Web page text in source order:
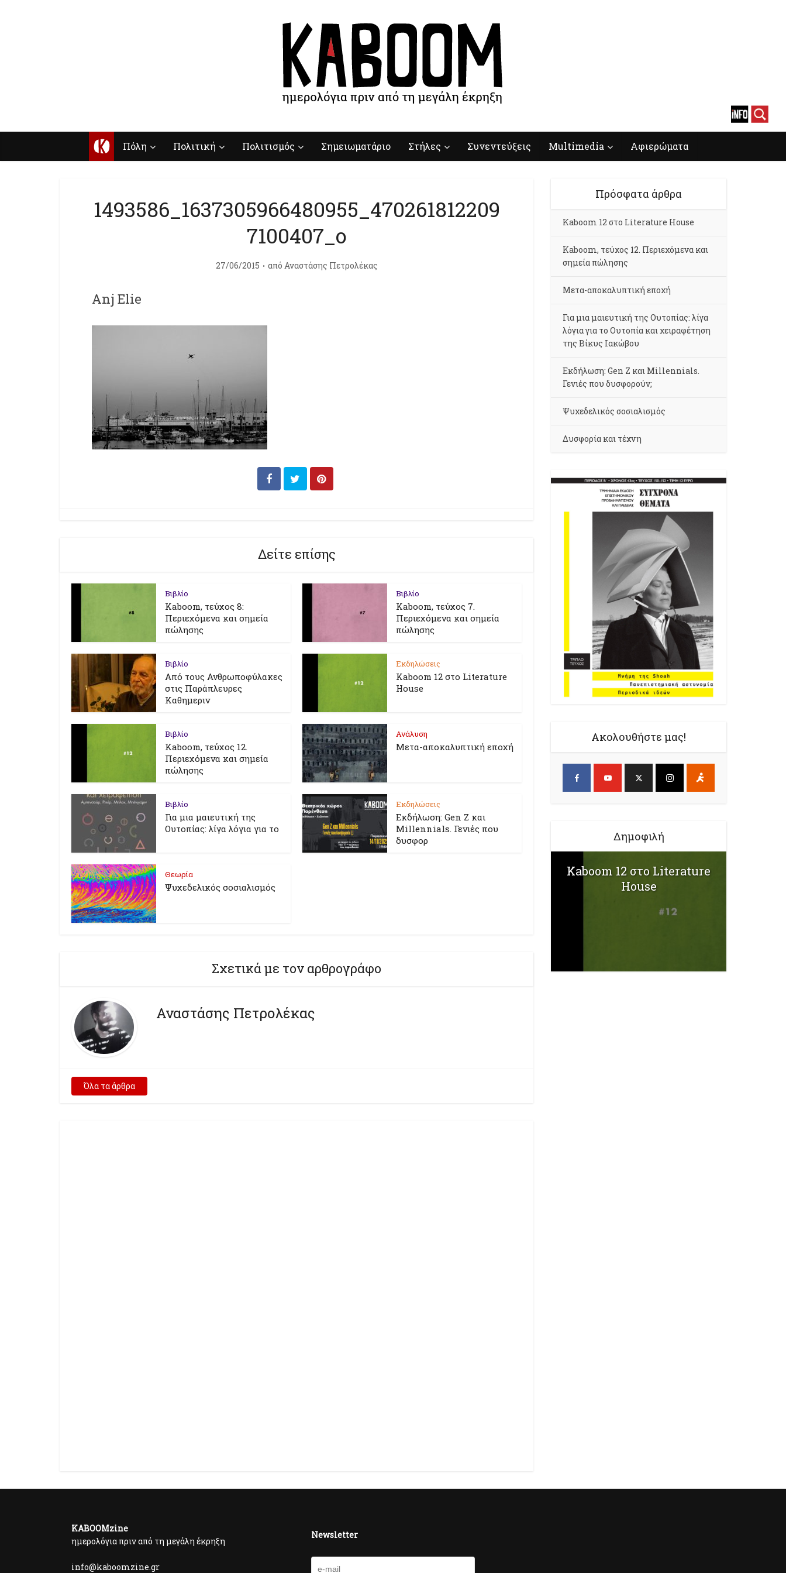
Κ Πόλη Πολιτική Πολιτισμός Σημειωματάριο Στήλες Συνεντεύξεις Multimedia Αφιερώματα
1493586_1637305966480955_470261812209
7100407_o
27/06/2015 από Αναστάσης Πετρολέκας
Anj Elie
Δείτε επίσης
Βιβλίο
Kaboom, τεύχος 8:
Περιεχόμενα και σημεία
πώλησης
Βιβλίο
Kaboom, τεύχος 7.
Περιεχόμενα και σημεία
πώλησης
Βιβλίο
Από τους Ανθρωποφύλακες
στις Παράπλευρες
Καθημεριν
Εκδηλώσεις
Kaboom 12 στο Literature
House
Βιβλίο
Kaboom, τεύχος 12.
Περιεχόμενα και σημεία
πώλησης
Ανάλυση
Μετα-αποκαλυπτική εποχή
Βιβλίο
Για μια μαιευτική της
Ουτοπίας: λίγα λόγια για το
Εκδηλώσεις
Εκδήλωση: Gen Z και
Millennials. Γενιές που
δυσφορ
Θεωρία
Ψυχεδελικός σοσιαλισμός
Σχετικά με τον αρθρογράφο
Αναστάσης Πετρολέκας
Όλα τα άρθρα
Πρόσφατα άρθρα
Kaboom 12 στο Literature House
Kaboom, τεύχος 12. Περιεχόμενα και
σημεία πώλησης
Μετα-αποκαλυπτική εποχή
Για μια μαιευτική της Ουτοπίας: λίγα
λόγια για το Ουτοπία και χειραφέτηση
της Βίκυς Ιακώβου
Εκδήλωση: Gen Z και Millennials.
Γενιές που δυσφορούν;
Ψυχεδελικός σοσιαλισμός
Δυσφορία και τέχνη
Ακολουθήστε μας!
Δημοφιλή
Kaboom 12 στο Literature
House
KABOOMzine
ημερολόγια πριν από τη μεγάλη έκρηξη
info@kaboomzine.gr
Newsletter